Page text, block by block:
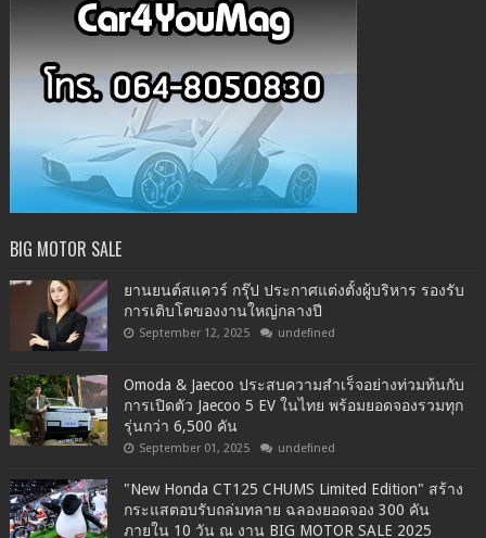
BIG MOTOR SALE
ยานยนต์สแควร์ กรุ๊ป ประกาศแต่งตั้งผู้บริหาร รองรับ
การเติบโตของงานใหญ่กลางปี
September 12, 2025 undefined
Omoda & Jaecoo ประสบความสำเร็จอย่างท่วมท้นกับ
การเปิดตัว Jaecoo 5 EV ในไทย พร้อมยอดจองรวมทุก
รุ่นกว่า 6,500 คัน
September 01, 2025 undefined
"New Honda CT125 CHUMS Limited Edition" สร้าง
กระแสตอบรับถล่มทลาย ฉลองยอดจอง 300 คัน
ภายใน 10 วัน ณ งาน BIG MOTOR SALE 2025